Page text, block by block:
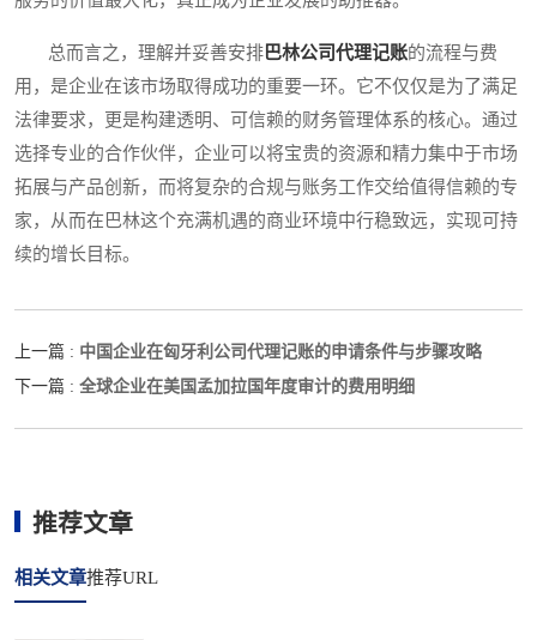
总而言之，理解并妥善安排巴林公司代理记账的流程与费
用，是企业在该市场取得成功的重要一环。它不仅仅是为了满足
法律要求，更是构建透明、可信赖的财务管理体系的核心。通过
选择专业的合作伙伴，企业可以将宝贵的资源和精力集中于市场
拓展与产品创新，而将复杂的合规与账务工作交给值得信赖的专
家，从而在巴林这个充满机遇的商业环境中行稳致远，实现可持
续的增长目标。
上一篇 : 中国企业在匈牙利公司代理记账的申请条件与步骤攻略
下一篇 : 全球企业在美国孟加拉国年度审计的费用明细
推荐文章
相关文章推荐URL